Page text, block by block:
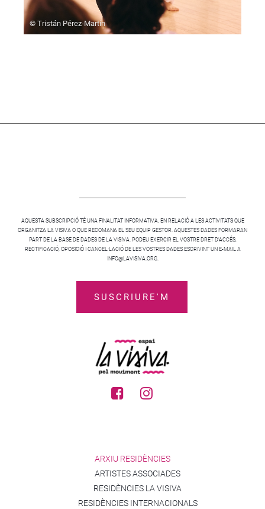
© Tristán Pérez-Martín
AQUESTA SUBSCRIPCIÓ TÉ UNA FINALITAT INFORMATIVA, EN RELACIÓ A LES ACTIVITATS QUE
ORGANITZA LA VISIVA O QUE RECOMANA EL SEU EQUIP GESTOR. AQUESTES DADES FORMARAN
PART DE LA BASE DE DADES DE LA VISIVA. PODEU EXERCIR EL VOSTRE DRET D’ACCÉS,
RECTIFICACIÓ, OPOSICIÓ I CANCEL·LACIÓ DE LES VOSTRES DADES ESCRIVINT UN E-MAIL A
INFO@LAVISIVA.ORG.
ARXIU RESIDÈNCIES
ARTISTES ASSOCIADES
RESIDÈNCIES LA VISIVA
RESIDÈNCIES INTERNACIONALS